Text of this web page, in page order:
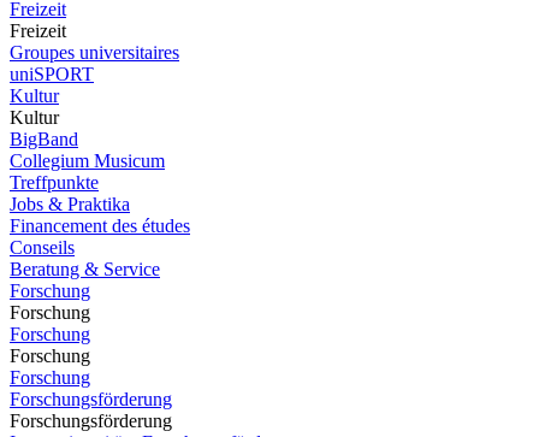
Freizeit
Freizeit
Groupes universitaires
uniSPORT
Kultur
Kultur
BigBand
Collegium Musicum
Treffpunkte
Jobs & Praktika
Financement des études
Conseils
Beratung & Service
Forschung
Forschung
Forschung
Forschung
Forschung
Forschungsförderung
Forschungsförderung